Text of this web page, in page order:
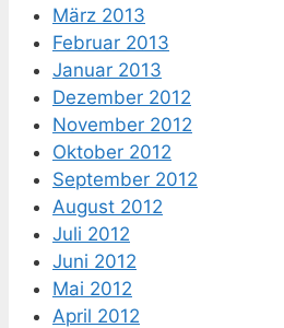
März 2013
Februar 2013
Januar 2013
Dezember 2012
November 2012
Oktober 2012
September 2012
August 2012
Juli 2012
Juni 2012
Mai 2012
April 2012